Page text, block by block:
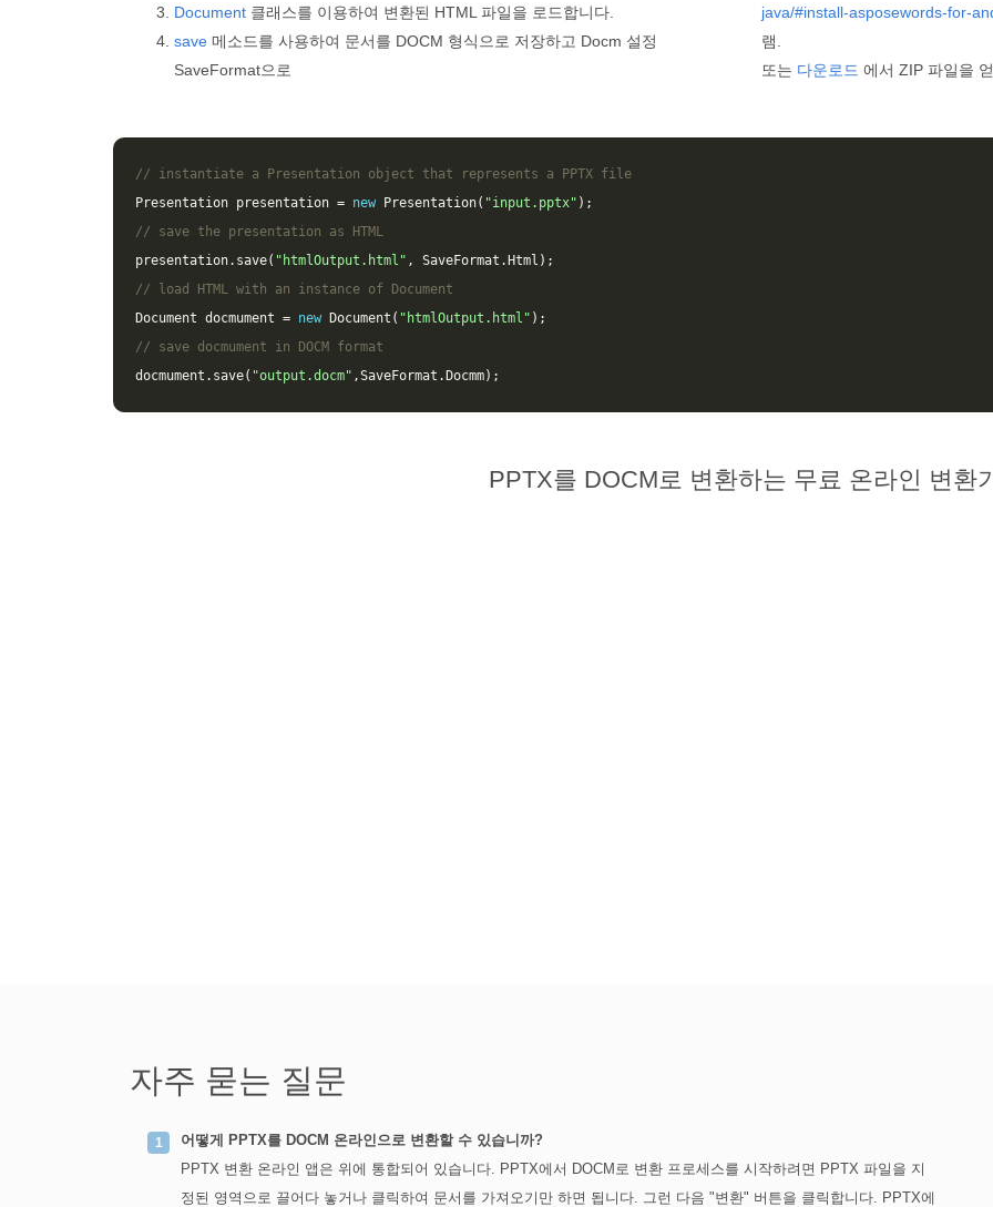
Document 클래스를 이용하여 변환된 HTML 파일을 로드합니다.
save 메소드를 사용하여 문서를 DOCM 형식으로 저장하고 Docm 설정
SaveFormat으로
java/#install-asposewords-for-
램.
또는 다운로드 에서 ZIP 파일을
// instantiate a Presentation object that represents a PPTX file
Presentation presentation = new Presentation( "input.pptx" );
// save the presentation as HTML
presentation. save( "htmlOutput.html" , SaveFormat . Html );
// load HTML with an instance of Document
Document docmument = new Document ( "htmlOutput.html" );
// save docmument in DOCM format
docmument . save( "output.docm" ,SaveFormat . Docmm);
PPTX를 DOCM로 변환하는 무료 온라인 변환
자주 묻는 질문
어떻게 PPTX를 DOCM 온라인으로 변환할 수 있습니까?
PPTX 변환 온라인 앱은 위에 통합되어 있습니다. PPTX에서 DOCM로 변환 프로세스를 시작하려면 PPTX 파일을 지
정된 영역으로 끌어다 놓거나 클릭하여 문서를 가져오기만 하면 됩니다. 그런 다음 "변환" 버튼을 클릭합니다. PPTX에